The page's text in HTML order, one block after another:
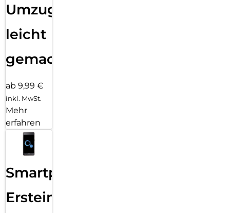
Umzug
leicht
gemacht!
ab 9,99 €
inkl. MwSt.
Mehr
erfahren
Smartphone
Ersteinrichtung